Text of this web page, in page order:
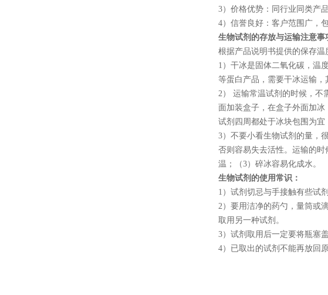
3）价格优势：同行业同类产
4）信誉良好：客户范围广，
生物试剂的存放与运输注意事
根据产品说明书提供的保存温
1 ）干冰是固体二氧化碳，温
等蛋白产品，需要干冰运输，
2） 运输常温试剂的时候，不
面加装盒子，在盒子外面加
试剂四周都处于冰块包围为宜
3）不要小看生物试剂的量，
否则容易失去活性。运输的
温；（3）碎冰容易化成水。
生物试剂的使用常识：
1 ）试剂切忌与手接触有些试
2）要用洁净的药勺，量筒或
取用另一种试剂。
3）试剂取用后一定要将瓶塞
4）已取出的试剂不能再放回